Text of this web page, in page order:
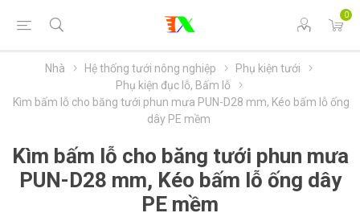
0
Nhà Hệ thống tưới nông nghiệp
Phụ kiện tưới
Phụ kiện đục lỗ, Bấm lỗ
Kìm bấm lỗ cho băng tưới phun mưa PUN-D28 mm, Kéo bấm lỗ ống
dây PE mềm
Kìm bấm lỗ cho băng tưới phun mưa
PUN-D28 mm, Kéo bấm lỗ ống dây
PE mềm